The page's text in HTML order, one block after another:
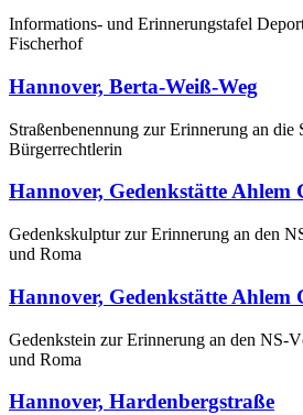
Informations- und Erinnerungstafel
Fischerhof
Hannover, Berta-Weiß-Weg
Straßenbenennung zur Erinnerung an die
Bürgerrechtlerin
Hannover, Gedenkstätte Ahlem
Gedenkskulptur zur Erinnerung an den
und Roma
Hannover, Gedenkstätte Ahlem
Gedenkstein zur Erinnerung an den NS-
und Roma
Hannover, Hardenbergstraße